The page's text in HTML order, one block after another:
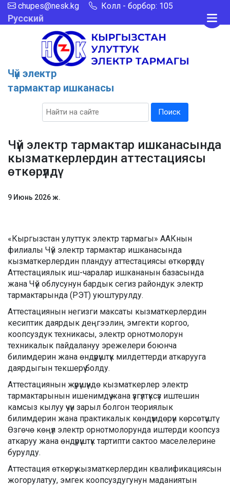
chupes@nesk.kg Колл - борбор: 105
Русский
Чүй электр
тармактар ишканасы
Поиск
Чүй электр тармактар ишканасында
кызматкерлердин аттестациясы
өткөрүлдү
9 Июнь 2026 ж.
«Кыргызстан улуттук электр тармагы» ААКнын
филиалы Чүй электр тармактар ишканасында
кызматкерлердин пландуу аттестациясы өткөрүлдү.
Аттестациялык иш-чаралар ишкананын базасында
жана Чүй облусунун бардык сегиз райондук электр
тармактарында (РЭТ) уюштурулду.
Аттестациянын негизги максаты кызматкерлердин
кесиптик даярдык деңгээлин, эмгекти коргоо,
коопсуздук техникасы, электр орнотмолорун
техникалык пайдалануу эрежелери боюнча
билимдерин жана өндүрүштүк милдеттерди аткарууга
даярдыгын текшерүү болду.
Аттестациянын жүрүшүндө кызматкерлер электр
тармактарынын ишенимдүү жана үзгүлтүксүз иштешин
камсыз кылуу үчүн зарыл болгон теориялык
билимдерин жана практикалык көндүмдөрүн көрсөтүштү.
Өзгөчө көңүл электр орнотмолорунда иштерди коопсуз
аткаруу жана өндүрүштүк тартипти сактоо маселелерине
бурулду.
Аттестация өткөрүү кызматкерлердин квалификациясын
жогорулатуу, эмгек коопсуздугунун маданиятын